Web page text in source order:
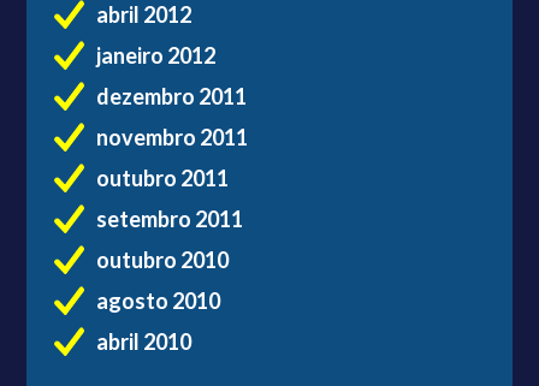
abril 2012
janeiro 2012
dezembro 2011
novembro 2011
outubro 2011
setembro 2011
outubro 2010
agosto 2010
abril 2010